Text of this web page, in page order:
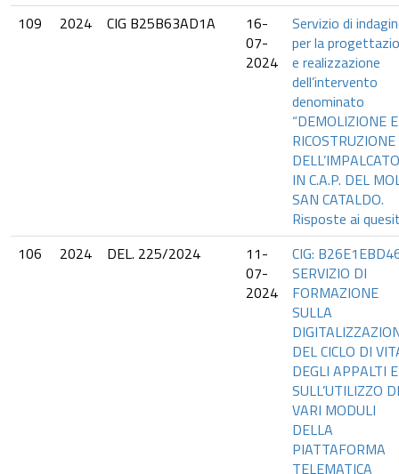
109
2024 CIG B25B63AD1A
16-
07-
2024
Servizio di
per la
e realizzazione
dell’intervento
denominato
“DEMOLIZIONE E
RICOSTRUZIONE
DELL’IMPALCATO
IN C.A.P. DEL
SAN CATALDO.
Risposte ai
106
2024 DEL. 225/2024
11-
07-
2024
CIG:
SERVIZIO DI
FORMAZIONE
SULLA
DEL CICLO DI
DEGLI APPALTI E
SULL’UTILIZZO
VARI MODULI
DELLA
PIATTAFORMA
TELEMATICA